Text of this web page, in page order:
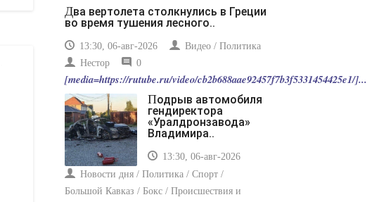
Два вертолета столкнулись в Греции
во время тушения лесного..
13:30, 06-авг-2026
Видео / Политика
Нестор
0
[media=https://rutube.ru/video/cb2b688aae92457f7b3f5331454425e1/]...
Подрыв автомобиля
гендиректора
«Уралдронзавода»
Владимира..
13:30, 06-авг-2026
Новости дня / Политика / Спорт /
Большой Кавказ / Бокс / Происшествия и